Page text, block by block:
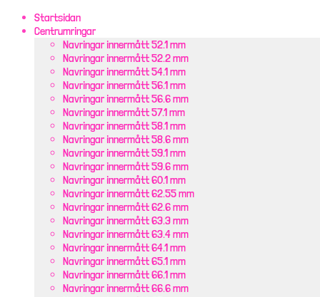
Startsidan
Centrumringar
Navringar innermått 52.1 mm
Navringar innermått 52.2 mm
Navringar innermått 54.1 mm
Navringar innermått 56.1 mm
Navringar innermått 56.6 mm
Navringar innermått 57.1 mm
Navringar innermått 58.1 mm
Navringar innermått 58.6 mm
Navringar innermått 59.1 mm
Navringar innermått 59.6 mm
Navringar innermått 60.1 mm
Navringar innermått 62.55 mm
Navringar innermått 62.6 mm
Navringar innermått 63.3 mm
Navringar innermått 63.4 mm
Navringar innermått 64.1 mm
Navringar innermått 65.1 mm
Navringar innermått 66.1 mm
Navringar innermått 66.6 mm